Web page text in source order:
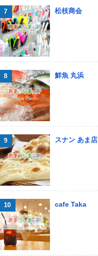
松枝商会
鮮魚 丸浜
スナン あま店
cafe Taka